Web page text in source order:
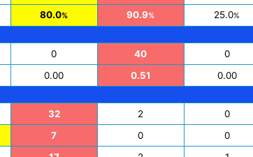
80.0% 90.9% 25.0%
0 40 0
0.00 0.51 0.00
32 2 0
7 0 0